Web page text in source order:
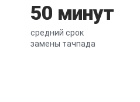
50 минут
средний срок
замены тачпада